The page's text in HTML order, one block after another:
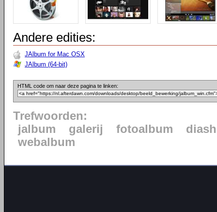
Andere edities:
JAlbum for Mac OSX
JAlbum (64-bit)
HTML code om naar deze pagina te linken:
Trefwoorden:
jalbum
galerij fotoalbum
webalbum